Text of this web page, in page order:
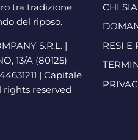
tra tradizione
del riposo.
S.R.L. |
13/A (80125)
| Capitale
rights reserved
CHI
RESI E